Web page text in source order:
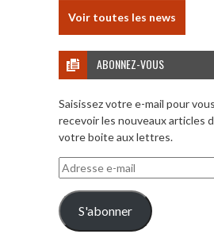
Voir toutes les news
ABONNEZ-VOUS
Saisissez votre e-mail pour
recevoir les nouveaux articles
votre boite aux lettres.
Adresse
e-
mail
S'abonner